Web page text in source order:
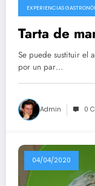
EXPERIENCIAS
Tarta de
Se puede sustituir el
por un par…
Admin 0
04/04/2020